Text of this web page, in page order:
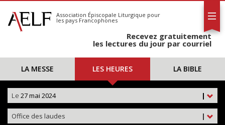
S'abonner
Calendrier
Association Épiscopale Liturgique pour
les pays Francophones
Recevez gratuitement
les lectures du jour par courriel
LA MESSE LES HEURES LA BIBLE
|
Le 27 mai 2024
|
Office des laudes